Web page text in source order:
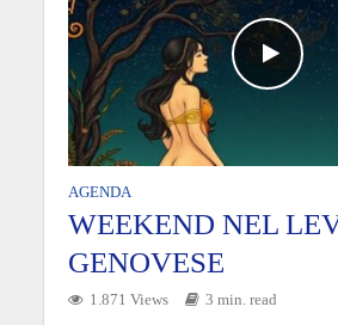
AGENDA
WEEKEND NEL
GENOVESE
1.871 Views 3 min. read